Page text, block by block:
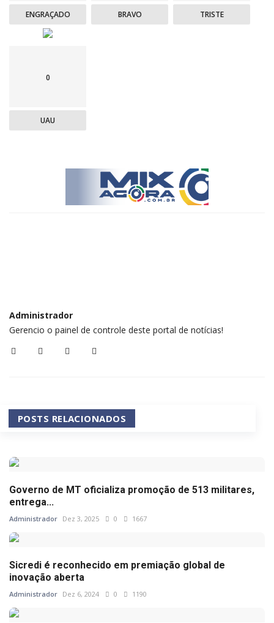
ENGRAÇADO BRAVO TRISTE
0
UAU
Administrador
Gerencio o painel de controle deste portal de notícias!
POSTS RELACIONADOS
Governo de MT oficializa promoção de 513 militares,
entrega...
Administrador Dez 3, 2025 0 1667
Sicredi é reconhecido em premiação global de
inovação aberta
Administrador Dez 6, 2024 0 1190